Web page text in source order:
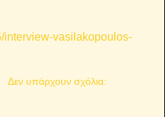
interview-vasilakopoulos-
Δεν υπάρχουν σχόλια: